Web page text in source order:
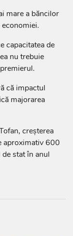
mare a băncilor
capacitatea de
nu trebuie
că impactul
majorarea
creșterea
aproximativ 600
stat în anul